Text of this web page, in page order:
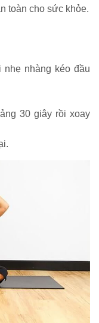
toàn cho sức khỏe.
nhàng kéo đầu
30 giây rồi xoay